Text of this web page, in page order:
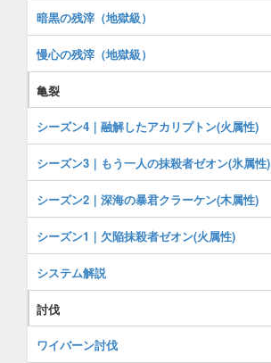
暗黒の残滓（地獄級）
慢心の残滓（地獄級）
亀裂
シーズン4｜融解したアカリプトン(火属性)
シーズン3｜もう一人の抹殺者ゼオン(氷属性)
シーズン2｜深海の暴君クラーケン(木属性)
シーズン1｜欠陥抹殺者ゼオン(火属性)
システム解説
討伐
ワイバーン討伐